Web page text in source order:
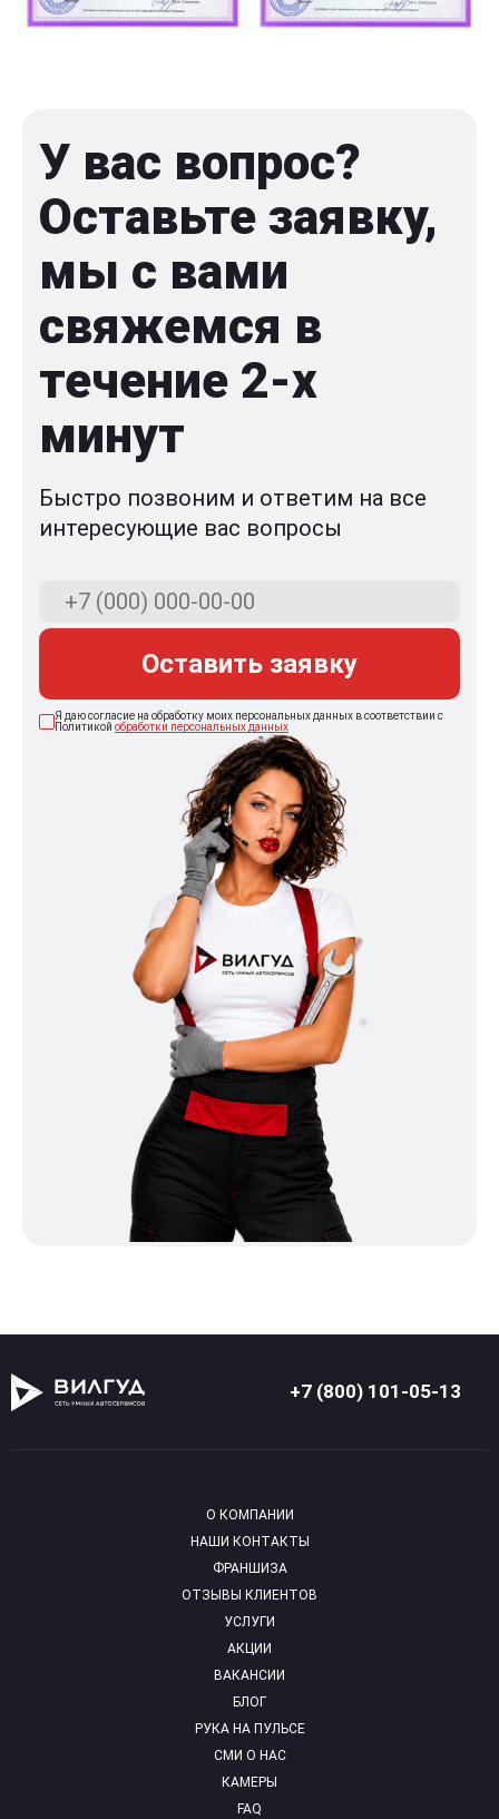
У вас вопрос?
Оставьте заявку,
мы с вами
свяжемся в
течение 2-x
минут
Быстро позвоним и ответим на все
интересующие вас вопросы
Оставить заявку
Я даю согласие на обработку моих персональных данных в соответствии с
Политикой обработки персональных данных
+7 (800) 101-05-13
О КОМПАНИИ
НАШИ КОНТАКТЫ
ФРАНШИЗА
ОТЗЫВЫ КЛИЕНТОВ
УСЛУГИ
АКЦИИ
ВАКАНСИИ
БЛОГ
РУКА НА ПУЛЬСЕ
СМИ О НАС
КАМЕРЫ
FAQ